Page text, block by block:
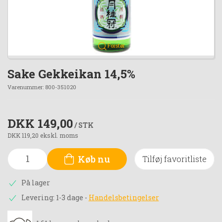
Forstør
Sake Gekkeikan 14,5%
Varenummer: 800-351020
DKK 149,00/ STK
DKK 119,20 ekskl. moms
Køb nu Tilføj favoritliste
På lager
Levering: 1-3 dage - Handelsbetingelser